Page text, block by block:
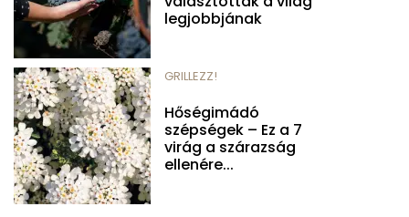
legjobbjának
GRILLEZZ!
Hőségimádó
szépségek – Ez a 7
virág a szárazság
ellenére...